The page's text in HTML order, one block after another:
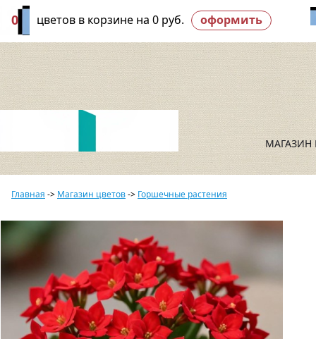
0 цветов в корзине на 0 руб. оформить
МАГАЗИН
Главная -> Магазин цветов-> Горшечные растения